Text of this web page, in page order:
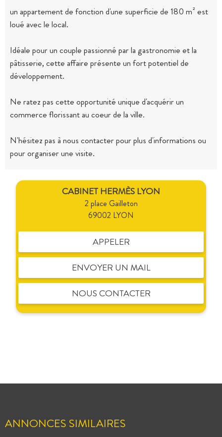
un appartement de fonction d'une superficie de 180 m² est
loué avec le local.
Idéale pour un couple passionné par la gastronomie et la
pâtisserie, cette affaire présente un fort potentiel de
développement.
Ne ratez pas cette opportunité unique d'acquérir un
commerce florissant au coeur de la ville.
N'hésitez pas à nous contacter pour plus d'informations ou
pour organiser une visite.
CABINET HERMÈS LYON
2 place Gailleton
69002 LYON
APPELER
ENVOYER UN MAIL
NOUS CONTACTER
ANNONCES SIMILAIRES